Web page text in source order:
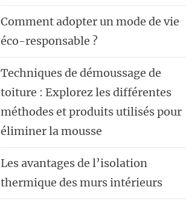
Comment adopter un mode de vie
éco-responsable ?
Techniques de démoussage de
toiture : Explorez les différentes
méthodes et produits utilisés pour
éliminer la mousse
Les avantages de l’isolation
thermique des murs intérieurs